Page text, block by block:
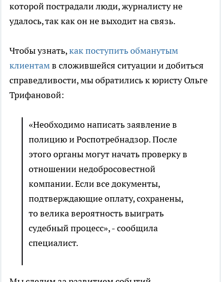
которой пострадали люди, журналисту не
удалось, так как он не выходит на связь.
Чтобы узнать,как поступить обманутым
клиентамв сложившейся ситуации и добиться
справедливости, мы обратились к юристу Ольге
Трифановой:
«Необходимо написать заявление в
полицию и Роспотребнадзор. После
этого органы могут начать проверку в
отношении недобросовестной
компании. Если все документы,
подтверждающие оплату, сохранены,
то велика вероятность выиграть
судебный процесс», - сообщила
специалист.